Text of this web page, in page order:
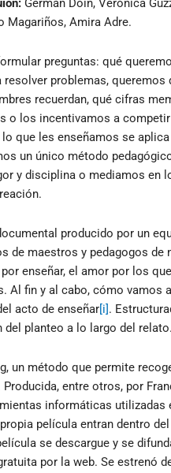
Magariños, Amira Adre.
preguntas: qué
problemas,
recuerdan, qué cifras
o los incentivamos a
que les enseñamos se
un único método
y disciplina o mediamos
producido por un
maestros y pedagogos de
enseñar, el amor por los
Al fin y al cabo, cómo
acto de enseñar[i].
planteo a lo largo del relato.
un método que permite
entre otros, por
informáticas utilizadas
película entran dentro
se descargue y se
por la web. Se estrenó